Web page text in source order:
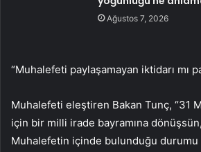
Ağustos 7, 2026
“Muhalefeti paylaşamayan iktidarı mı
Muhalefeti eleştiren Bakan Tunç, “31
için bir milli irade bayramına
Muhalefetin içinde bulunduğu